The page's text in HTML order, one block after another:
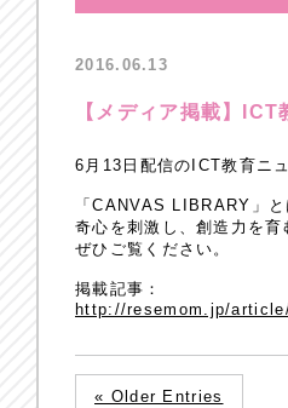
2016.06.13
【メディア掲載】
6月13日配信のICT教育ニ
「CANVAS LIBRARY」
奇心を刺激し、創造力を
ぜひご覧ください。
掲載記事：
http://resemom.jp/
« Older Entries